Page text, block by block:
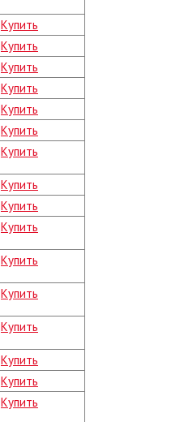
Купить
Купить
Купить
Купить
Купить
Купить
Купить
Купить
Купить
Купить
Купить
Купить
Купить
Купить
Купить
Купить